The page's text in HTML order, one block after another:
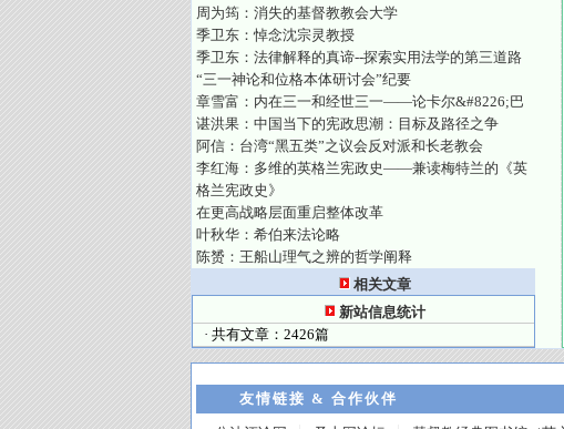
周为筠：消失的基督教教会大学
季卫东：悼念沈宗灵教授
季卫东：法律解释的真谛--探索实用法学的第三道路
“三一神论和位格本体研讨会”纪要
章雪富：内在三一和经世三一——论卡尔&#8226;巴
谌洪果：中国当下的宪政思潮：目标及路径之争
阿信：台湾“黑五类”之议会反对派和长老教会
李红海：多维的英格兰宪政史——兼读梅特兰的《英
格兰宪政史》
在更高战略层面重启整体改革
叶秋华：希伯来法论略
陈赟：王船山理气之辨的哲学阐释
相关文章
新站信息统计
· 共有文章：2426篇
友情链接 & 合作伙伴